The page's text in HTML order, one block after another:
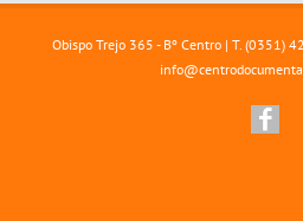
Obispo Trejo 365 - Bº Centro | T.